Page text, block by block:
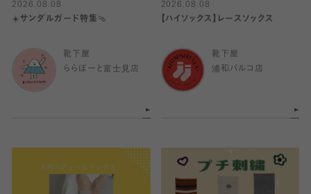
2026.08.08
☀️サンダルガード特集🩴
靴下屋
ららぽーと富士見店
2026.08.08
【ハイソックス】レースソックス
靴下屋
浦和パルコ店